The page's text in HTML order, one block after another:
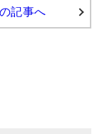
記事へ